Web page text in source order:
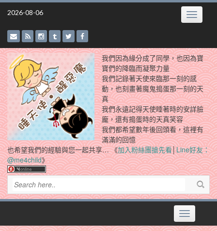
Skip
2026-08-06 Toggle
我們因為緣分成了同學，也因為寶
寶們的降臨而凝聚力量
我們記錄著天使來臨那一刻的感
動，也刻畫著魔鬼搗蛋那一刻的天
真
我們永遠記得天使睡著時的安詳臉
龐，還有搗蛋時的天真笑容
我們都希望數年後回頭看，這裡有
滿滿的回憶
也希望我們的經驗與您一起共享… 《加入粉絲團搶先看│Line好友：
@me4child》
Toggle
navigation